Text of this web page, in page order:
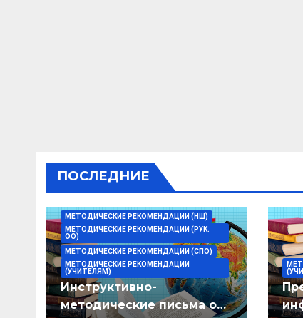
ПОСЛЕДНИЕ
МЕТОДИЧЕСКИЕ РЕКОМЕНДАЦИИ (НШ)
МЕТОДИЧЕСКИЕ РЕКОМЕНДАЦИИ (РУК.
ОО)
МЕТОДИЧЕСКИЕ РЕКОМЕНДАЦИИ (СПО)
МЕТОДИЧЕСКИЕ РЕКОМЕНДАЦИИ
(УЧИТЕЛЯМ)
Инструктивно-
методические письма о